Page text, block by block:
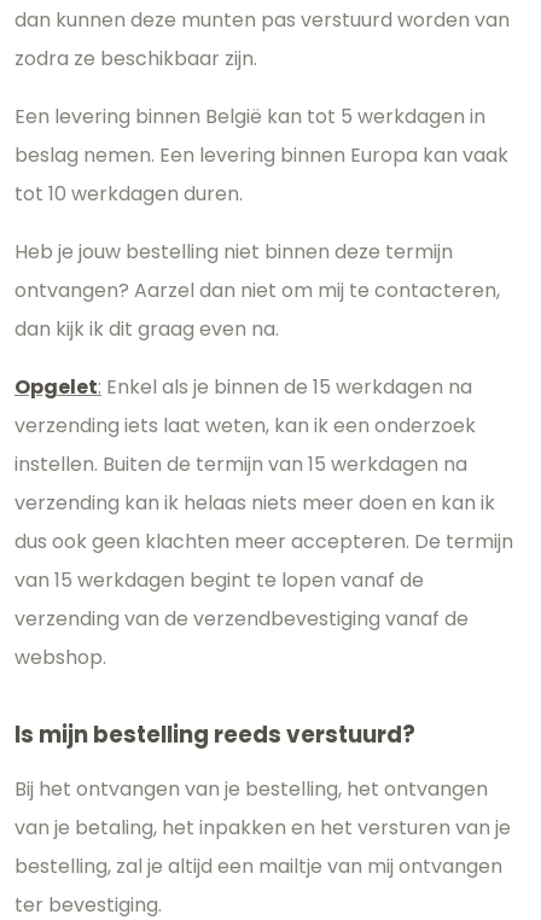
dan kunnen deze munten pas verstuurd worden van
zodra ze beschikbaar zijn.
Een levering binnen België kan tot 5 werkdagen in
beslag nemen. Een levering binnen Europa kan vaak
tot 10 werkdagen duren.
Heb je jouw bestelling niet binnen deze termijn
ontvangen? Aarzel dan niet om mij te contacteren,
dan kijk ik dit graag even na.
Opgelet: Enkel als je binnen de 15 werkdagen na
verzending iets laat weten, kan ik een onderzoek
instellen. Buiten de termijn van 15 werkdagen na
verzending kan ik helaas niets meer doen en kan ik
dus ook geen klachten meer accepteren. De termijn
van 15 werkdagen begint te lopen vanaf de
verzending van de verzendbevestiging vanaf de
webshop.
Is mijn bestelling reeds verstuurd?
Bij het ontvangen van je bestelling, het ontvangen
van je betaling, het inpakken en het versturen van je
bestelling, zal je altijd een mailtje van mij ontvangen
ter bevestiging.